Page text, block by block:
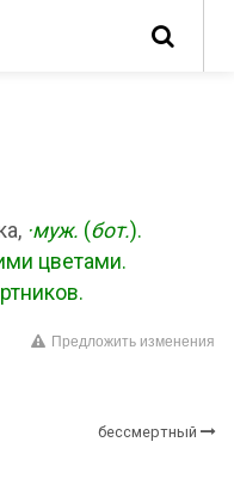
·муж. (бот.).
цветами.
Предложить изменения
бессмертный